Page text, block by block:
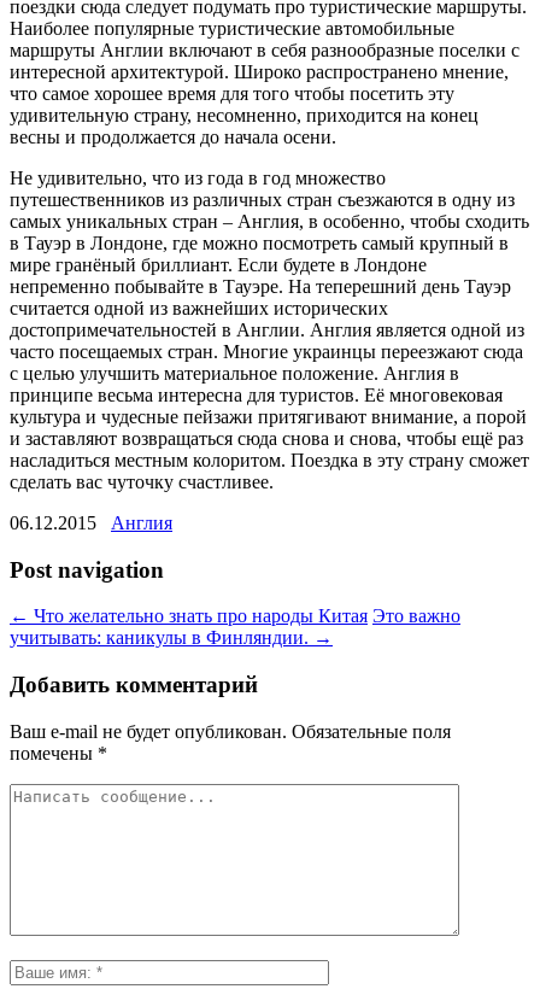
поездки сюда следует подумать про туристические маршруты.
Наиболее популярные туристические автомобильные
маршруты Англии включают в себя разнообразные поселки с
интересной архитектурой. Широко распространено мнение,
что самое хорошее время для того чтобы посетить эту
удивительную страну, несомненно, приходится на конец
весны и продолжается до начала осени.
Не удивительно, что из года в год множество
путешественников из различных стран съезжаются в одну из
самых уникальных стран – Англия, в особенно, чтобы сходить
в Тауэр в Лондоне, где можно посмотреть самый крупный в
мире гранёный бриллиант. Если будете в Лондоне
непременно побывайте в Тауэре. На теперешний день Тауэр
считается одной из важнейших исторических
достопримечательностей в Англии. Англия является одной из
часто посещаемых стран. Многие украинцы переезжают сюда
с целью улучшить материальное положение. Англия в
принципе весьма интересна для туристов. Её многовековая
культура и чудесные пейзажи притягивают внимание, а порой
и заставляют возвращаться сюда снова и снова, чтобы ещё раз
насладиться местным колоритом. Поездка в эту страну сможет
сделать вас чуточку счастливее.
06.12.2015 Англия
Post navigation
← Что желательно знать про народы Китая Это важно
учитывать: каникулы в Финляндии. →
Добавить комментарий
Ваш e-mail не будет опубликован. Обязательные поля
помечены *